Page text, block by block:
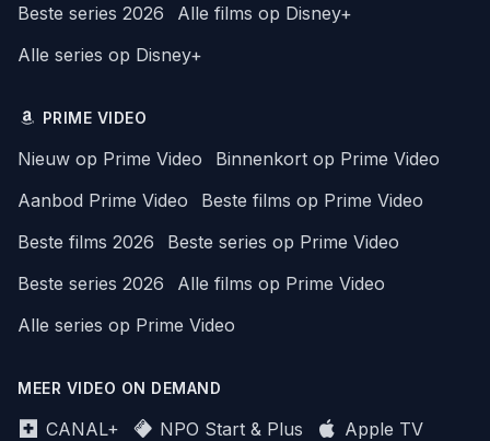
Beste series 2026
Alle films op Disney+
Alle series op Disney+
PRIME VIDEO
Nieuw op Prime Video
Binnenkort op Prime Video
Aanbod Prime Video
Beste films op Prime Video
Beste films 2026
Beste series op Prime Video
Beste series 2026
Alle films op Prime Video
Alle series op Prime Video
MEER VIDEO ON DEMAND
CANAL+ NPO Start & Plus
Apple TV